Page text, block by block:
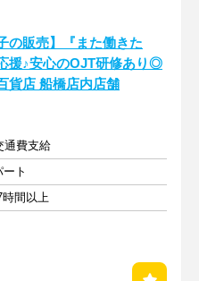
の販売】『また働きた
援♪安心のOJT研修あり◎
貨店 船橋店内店舗
通費支給
ト
間以上